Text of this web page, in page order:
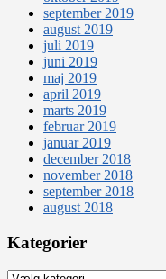
september 2019
august 2019
juli 2019
juni 2019
maj 2019
april 2019
marts 2019
februar 2019
januar 2019
december 2018
november 2018
september 2018
august 2018
Kategorier